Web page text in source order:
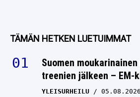
treenien jälkeen – EM-
YLEISURHEILU